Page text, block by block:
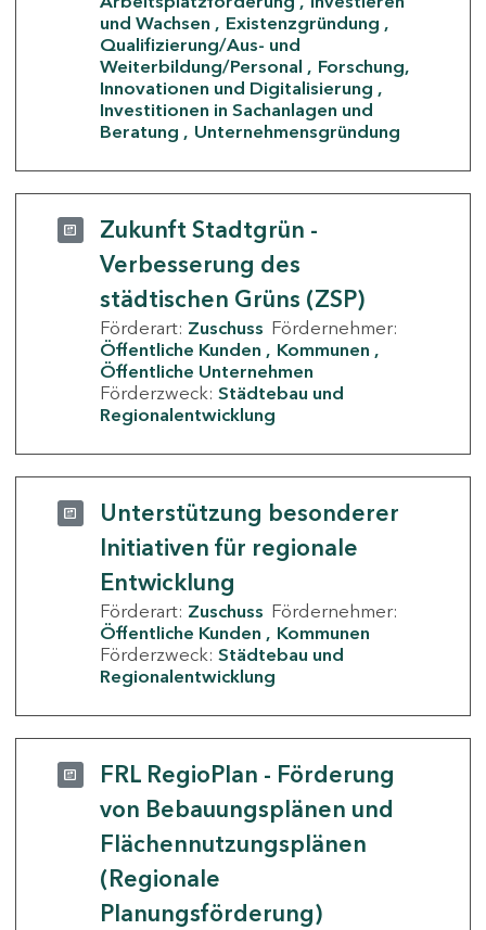
und Wachsen
Existenzgründung
Qualifizierung/Aus- und
Weiterbildung/Personal
Forschung,
Innovationen und Digitalisierung
Investitionen in Sachanlagen und
Beratung
Unternehmensgründung
Zukunft Stadtgrün -
Verbesserung des
städtischen Grüns (ZSP)
Förderart: Zuschuss Fördernehmer:
Öffentliche Kunden
Kommunen
Öffentliche Unternehmen
Förderzweck: Städtebau und
Regionalentwicklung
Unterstützung besonderer
Initiativen für regionale
Entwicklung
Förderart: Zuschuss Fördernehmer:
Öffentliche Kunden
Kommunen
Förderzweck: Städtebau und
Regionalentwicklung
FRL RegioPlan - Förderung
von Bebauungsplänen und
Flächennutzungsplänen
(Regionale
Planungsförderung)